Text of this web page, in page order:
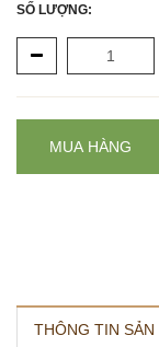
SỐ LƯỢNG:
MUA HÀNG
THÔNG TIN SẢN